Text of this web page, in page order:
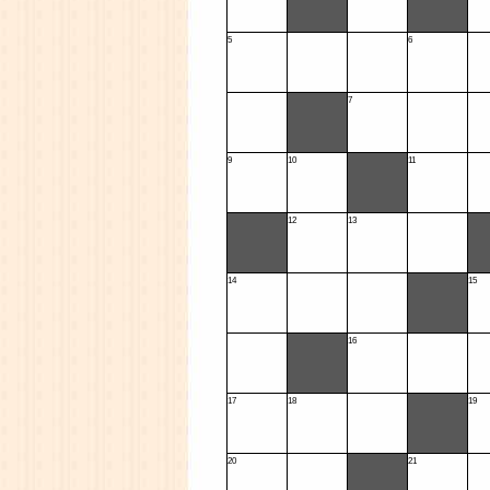
5 6
7
9 10 11
12 13
14 15
16
17 18 19
20 21